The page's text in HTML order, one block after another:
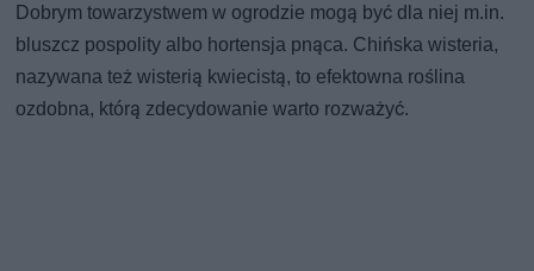
Dobrym towarzystwem w ogrodzie mogą być dla niej m.in.
bluszcz pospolity albo hortensja pnąca. Chińska wisteria,
nazywana też wisterią kwiecistą, to efektowna roślina
ozdobna, którą zdecydowanie warto rozważyć.